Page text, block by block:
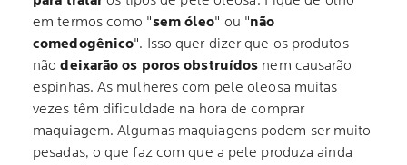
em termos como "sem óleo" ou "não
comedogênico". Isso quer dizer que os produtos
nãodeixarão os poros obstruídos nem causarão
espinhas. As mulheres com pele oleosa muitas
vezes têm dificuldade na hora de comprar
maquiagem. Algumas maquiagens podem ser muito
pesadas, o que faz com que a pele produza ainda